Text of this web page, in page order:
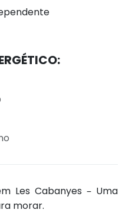
Les Cabanyes – Uma
morar.